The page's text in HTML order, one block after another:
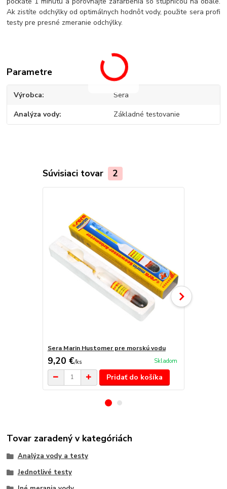
Ak zistíte odchýlky od optimálnych hodnôt vody, použite sera profi
testy pre presné zmeranie odchýlky.
Parametre
Výrobca Sera
Analýza vody Základné testovanie
Súvisiaci tovar 2
Sera Marin Hustomer pre morskú vodu
9,20 €/ks Skladom
Pridať do košíka
Tovar zaradený v kategóriách
Analýza vody a testy
Jednotlivé testy